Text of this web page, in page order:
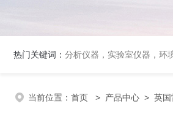
热门关键词： 分析仪器，实验室仪器，环
当前位置： 首页 > 产品中心 > 英